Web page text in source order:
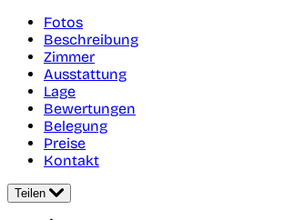
Fotos
Beschreibung
Zimmer
Ausstattung
Lage
Bewertungen
Belegung
Preise
Kontakt
Teilen